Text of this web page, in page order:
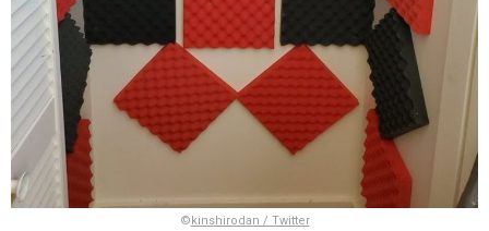
©kinshirodan / Twitter